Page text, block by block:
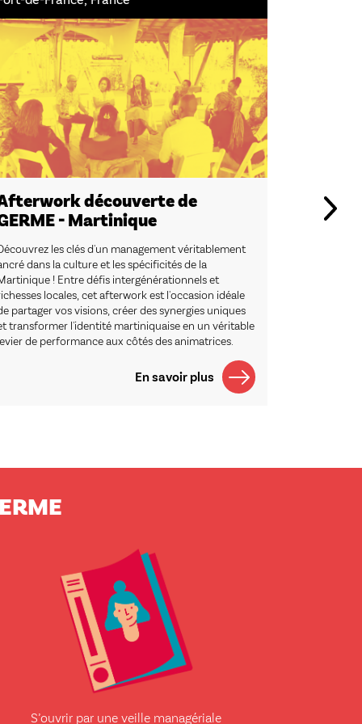
découverte de
- Martinique
les clés d'un management véritablement
dans la culture et les spécificités de la
! Entre défis intergénérationnels et
locales, cet afterwork est l'occasion idéale
partager vos visions, créer des synergies uniques
transformer l'identité martiniquaise en un véritable
de performance aux côtés des animatrices.
En savoir plus
ta
S’ouvrir par une veille managériale